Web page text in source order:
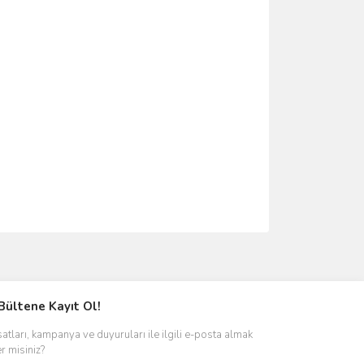
Kayıt Ol!
kampanya ve duyuruları ile ilgili e-posta almak
misiniz?